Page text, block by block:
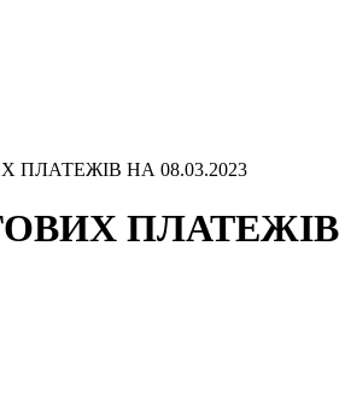
НА 08.03.2023
ПЛАТЕЖІВ